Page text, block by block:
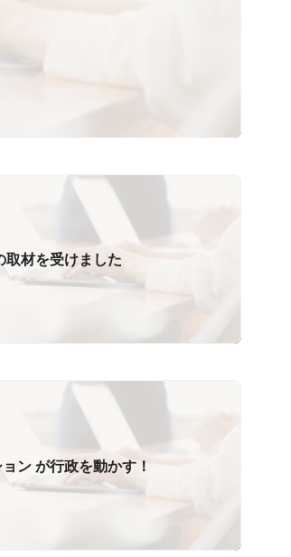
取材を受けました
ン が行政を動かす！